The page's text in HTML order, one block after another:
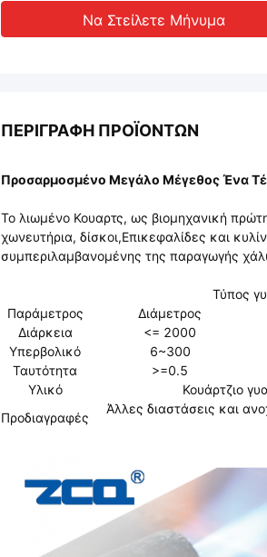
Να Στείλετε Μήνυμα
ΠΕΡΙΓΡΑΦΉ ΠΡΟΪΌΝΤΩΝ
Προσαρμοσμένο Μεγάλο Μέγεθος Ένα
Το λιωμένο Κουαρτς, ως βιομηχανική
χωνευτήρια, δίσκοι,Επικεφαλίδες και
συμπεριλαμβανομένης της παραγωγής
Τύπος
Παράμετρος
Διάμετρος
Διάρκεια
<= 2000
Υπερβολικό 6~300
Ταυτότητα
>=0.5
Υλικό
Κουάρτζιο
Προδιαγραφές
Άλλες διαστάσεις και